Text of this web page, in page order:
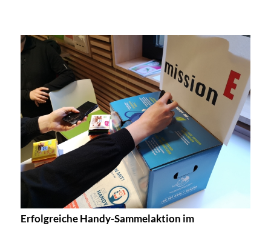
Erfolgreiche Handy-Sammelaktion im